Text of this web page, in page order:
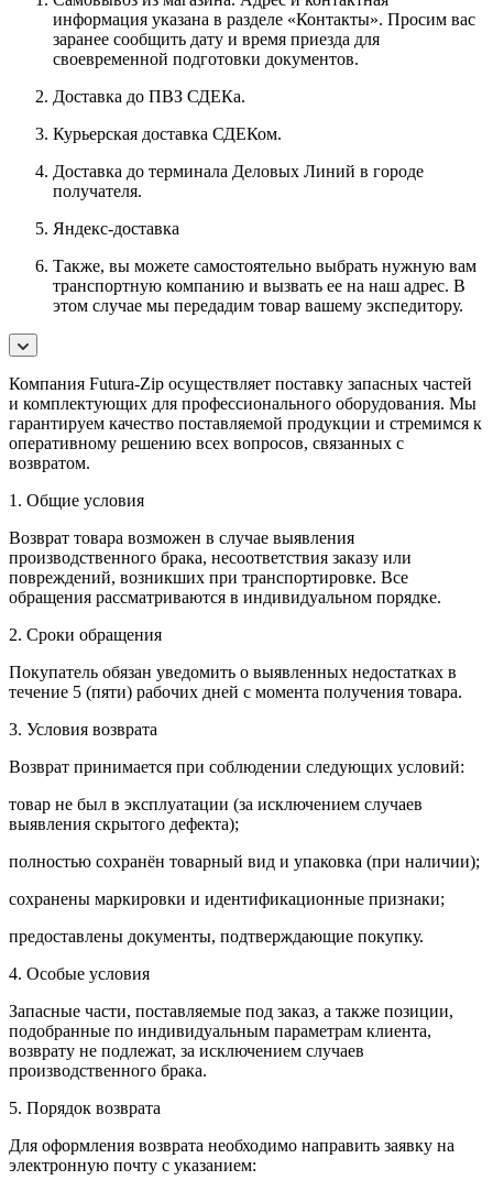
информация указана в разделе «Контакты». Просим вас
заранее сообщить дату и время приезда для
своевременной подготовки документов.
Доставка до ПВЗ СДЕКа.
Курьерская доставка СДЕКом.
Доставка до терминала Деловых Линий в городе
получателя.
Яндекс-доставка
Также, вы можете самостоятельно выбрать нужную вам
транспортную компанию и вызвать ее на наш адрес. В
этом случае мы передадим товар вашему экспедитору.
Компания Futura-Zip осуществляет поставку запасных частей
и комплектующих для профессионального оборудования. Мы
гарантируем качество поставляемой продукции и стремимся к
оперативному решению всех вопросов, связанных с
возвратом.
1. Общие условия
Возврат товара возможен в случае выявления
производственного брака, несоответствия заказу или
повреждений, возникших при транспортировке. Все
обращения рассматриваются в индивидуальном порядке.
2. Сроки обращения
Покупатель обязан уведомить о выявленных недостатках в
течение 5 (пяти) рабочих дней с момента получения товара.
3. Условия возврата
Возврат принимается при соблюдении следующих условий:
товар не был в эксплуатации (за исключением случаев
выявления скрытого дефекта);
полностью сохранён товарный вид и упаковка (при наличии);
сохранены маркировки и идентификационные признаки;
предоставлены документы, подтверждающие покупку.
4. Особые условия
Запасные части, поставляемые под заказ, а также позиции,
подобранные по индивидуальным параметрам клиента,
возврату не подлежат, за исключением случаев
производственного брака.
5. Порядок возврата
Для оформления возврата необходимо направить заявку на
электронную почту с указанием: